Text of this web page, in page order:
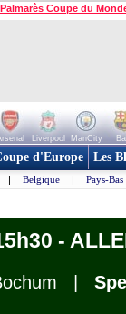
Palmarès Coupe du
Liverpool ManCity
d'Europe Les
| Belgique | Pays-Bas
-
|